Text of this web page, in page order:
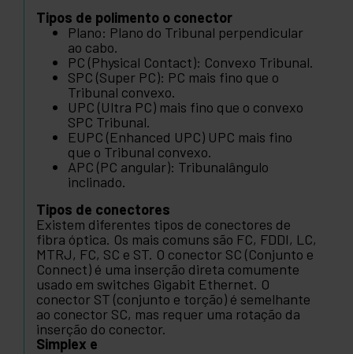
Tipos de polimento o conector
Plano: Plano do Tribunal perpendicular
ao cabo.
PC (Physical Contact): Convexo Tribunal.
SPC (Super PC): PC mais fino que o
Tribunal convexo.
UPC (Ultra PC) mais fino que o convexo
SPC Tribunal.
EUPC (Enhanced UPC) UPC mais fino
que o Tribunal convexo.
APC (PC angular): Tribunalângulo
inclinado.
Tipos de conectores
Existem diferentes tipos de conectores de
fibra óptica. Os mais comuns são FC, FDDI, LC,
MTRJ, FC, SC e ST. O conector SC (Conjunto e
Connect) é uma inserção direta comumente
usado em switches Gigabit Ethernet. O
conector ST (conjunto e torção) é semelhante
ao conector SC, mas requer uma rotação da
inserção do conector.
Simplex e